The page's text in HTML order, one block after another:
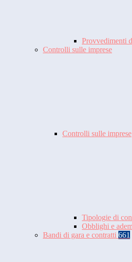
Provvedimenti
Controlli sulle imprese
Controlli sulle imprese
Tipologie di
Obblighi e
Bandi di gara e contratti 661